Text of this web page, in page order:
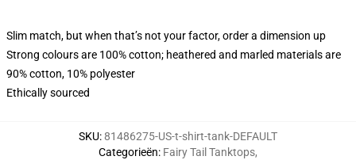
Slim match, but when that’s not your factor, order a dimension up
Strong colours are 100% cotton; heathered and marled materials are
90% cotton, 10% polyester
Ethically sourced
SKU:81486275-US-t-shirt-tank-DEFAULT
Categorieën: Fairy Tail Tanktops,